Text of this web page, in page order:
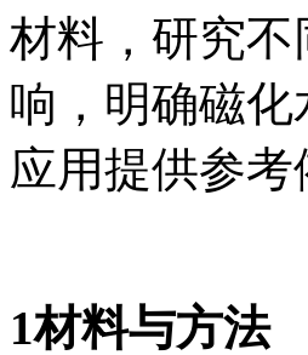
材料，研究
响，明确磁
应用提供参考
1材料与方法